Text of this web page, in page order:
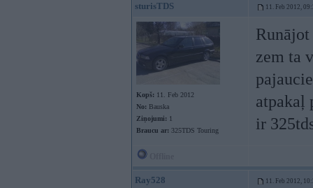
sturisTDS 11. Feb 2012,
Kopš: 11. Feb 2012
No: Bauska
Ziņojumi: 1
Braucu ar: 325TDS Touring
zem ta
atpakaļ
ir
Ray528 11. Feb 2012,